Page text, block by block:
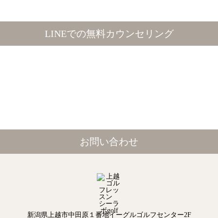
LINEでの無料カウンセリング
お問い合わせ
新潟県上越市中田原１番地イーグルゴルフセンター2F